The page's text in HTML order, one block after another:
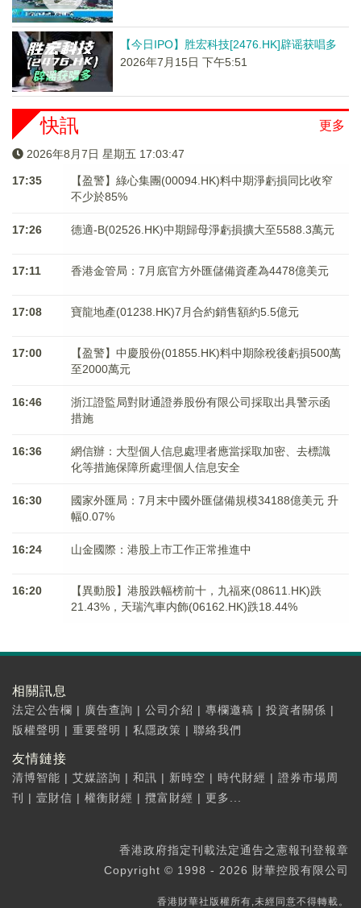
【今日IPO】胜宏科技[2476.HK]辟谣获唱多
2026年7月15日 下午5:51
更多
快訊
2026年8月7日 星期五 17:03:47
17:35
【盈警】綠心集團(00094.HK)料中期淨虧損同比收窄
不少於85%
17:26 德適-B(02526.HK)中期歸母淨虧損擴大至5588.3萬元
17:11 香港金管局：7月底官方外匯儲備資產為4478億美元
17:08 寶龍地產(01238.HK)7月合約銷售額約5.5億元
17:00
【盈警】中慶股份(01855.HK)料中期除稅後虧損500萬
至2000萬元
16:46
浙江證監局對財通證券股份有限公司採取出具警示函
措施
16:36
網信辦：大型個人信息處理者應當採取加密、去標識
化等措施保障所處理個人信息安全
16:30
國家外匯局：7月末中國外匯儲備規模34188億美元 升
幅0.07%
16:24 山金國際：港股上市工作正常推進中
16:20
【異動股】港股跌幅榜前十，九福來(08611.HK)跌
21.43%，天瑞汽車内飾(06162.HK)跌18.44%
相關訊息
法定公告欄 | 廣告查詢 | 公司介紹 | 專欄邀稿 | 投資者關係 |
版權聲明 | 重要聲明 | 私隱政策 | 聯絡我們
友情鏈接
清博智能 | 艾媒諮詢 | 和訊 | 新時空 | 時代財經 | 證券市場周
刊
| 壹財信 | 權衡財經 | 攬富財經 | 更多...
香港政府指定刊載法定通告之憲報刊登報章
Copyright © 1998 - 2026 財華控股有限公司
香港財華社版權所有,未經同意不得轉載。